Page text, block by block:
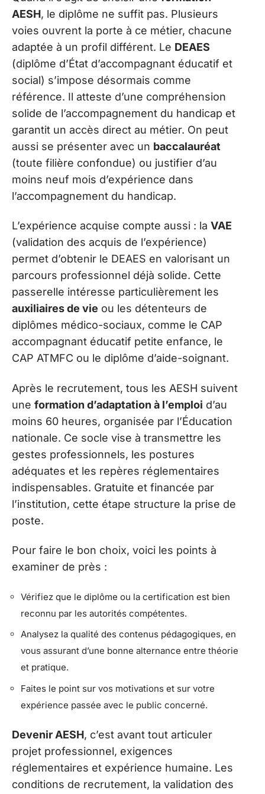
AESH, le diplôme ne suffit pas. Plusieurs
voies ouvrent la porte à ce métier, chacune
adaptée à un profil différent. Le DEAES
(diplôme d’État d’accompagnant éducatif et
social) s’impose désormais comme
référence. Il atteste d’une compréhension
solide de l’accompagnement du handicap et
garantit un accès direct au métier. On peut
aussi se présenter avec un baccalauréat
(toute filière confondue) ou justifier d’au
moins neuf mois d’expérience dans
l’accompagnement du handicap.
L’expérience acquise compte aussi : la VAE
(validation des acquis de l’expérience)
permet d’obtenir le DEAES en valorisant un
parcours professionnel déjà solide. Cette
passerelle intéresse particulièrement les
auxiliaires de vie ou les détenteurs de
diplômes médico-sociaux, comme le CAP
accompagnant éducatif petite enfance, le
CAP ATMFC ou le diplôme d’aide-soignant.
Après le recrutement, tous les AESH suivent
une formation d’adaptation à l’emploi d’au
moins 60 heures, organisée par l’Éducation
nationale. Ce socle vise à transmettre les
gestes professionnels, les postures
adéquates et les repères réglementaires
indispensables. Gratuite et financée par
l’institution, cette étape structure la prise de
poste.
Pour faire le bon choix, voici les points à
examiner de près :
Vérifiez que le diplôme ou la certification est bien
reconnu par les autorités compétentes.
Analysez la qualité des contenus pédagogiques, en
vous assurant d’une bonne alternance entre théorie
et pratique.
Faites le point sur vos motivations et sur votre
expérience passée avec le public concerné.
Devenir AESH, c’est avant tout articuler
projet professionnel, exigences
réglementaires et expérience humaine. Les
conditions de recrutement, la validation des